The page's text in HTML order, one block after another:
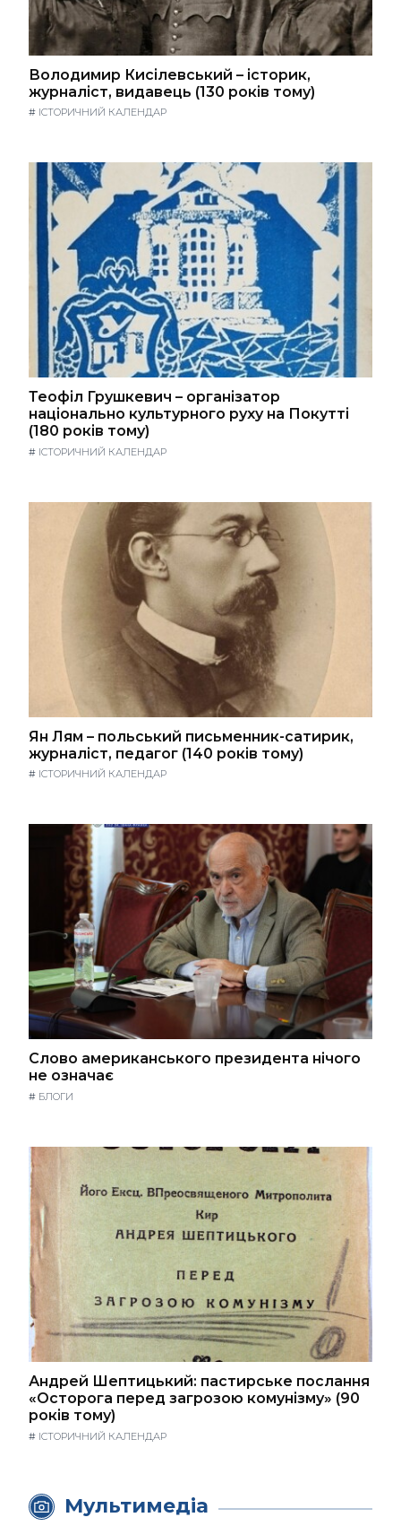
Володимир Кисілевський – історик,
журналіст, видавець (130 років тому)
# ІСТОРИЧНИЙ КАЛЕНДАР
Теофіл Грушкевич – організатор
національно культурного руху на Покутті
(180 років тому)
# ІСТОРИЧНИЙ КАЛЕНДАР
Ян Лям – польський письменник-сатирик,
журналіст, педагог (140 років тому)
# ІСТОРИЧНИЙ КАЛЕНДАР
Слово американського президента нічого
не означає
# БЛОГИ
Андрей Шептицький: пастирське послання
«Осторога перед загрозою комунізму» (90
років тому)
# ІСТОРИЧНИЙ КАЛЕНДАР
Мультимедіа